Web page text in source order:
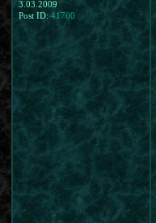
3.03.2009
Post ID: 41700